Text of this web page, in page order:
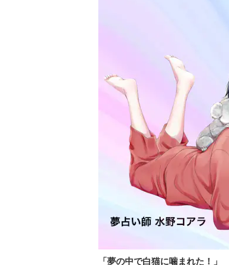
「夢の中で白猫に噛まれた！」